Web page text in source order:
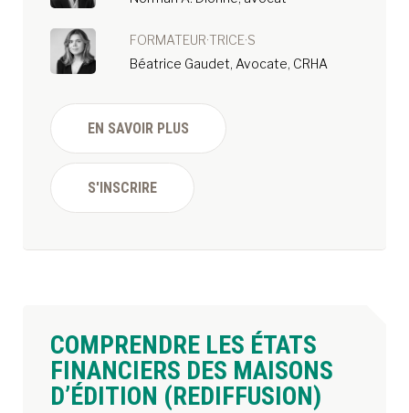
FORMATEUR·TRICE·S
Béatrice Gaudet, Avocate, CRHA
EN SAVOIR PLUS
S'INSCRIRE
COMPRENDRE LES ÉTATS
FINANCIERS DES MAISONS
D’ÉDITION (REDIFFUSION)